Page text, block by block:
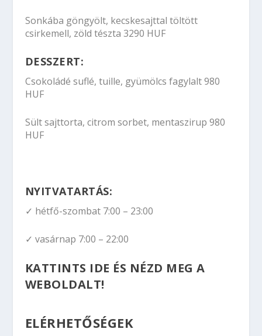
Sonkába göngyölt, kecskesajttal töltött
csirkemell, zöld tészta 3290 HUF
DESSZERT:
Csokoládé suflé, tuille, gyümölcs fagylalt 980
HUF
Sült sajttorta, citrom sorbet, mentaszirup 980
HUF
NYITVATARTÁS:
✓ hétfő-szombat 7:00 – 23:00
✓ vasárnap 7:00 – 22:00
KATTINTS IDE ÉS NÉZD MEG A
WEBOLDALT!
ELÉRHETŐSÉGEK